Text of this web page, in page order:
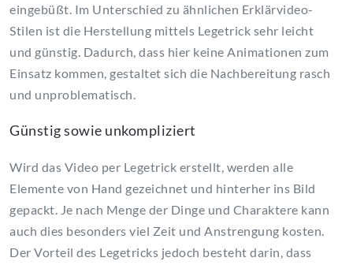
eingebüßt. Im Unterschied zu ähnlichen Erklärvideo-
Stilen ist die Herstellung mittels Legetrick sehr leicht
und günstig. Dadurch, dass hier keine Animationen zum
Einsatz kommen, gestaltet sich die Nachbereitung rasch
und unproblematisch.
Günstig sowie unkompliziert
Wird das Video per Legetrick erstellt, werden alle
Elemente von Hand gezeichnet und hinterher ins Bild
gepackt. Je nach Menge der Dinge und Charaktere kann
auch dies besonders viel Zeit und Anstrengung kosten.
Der Vorteil des Legetricks jedoch besteht darin, dass